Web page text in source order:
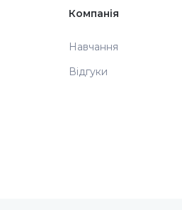
Компанія
Навчання
Відгуки